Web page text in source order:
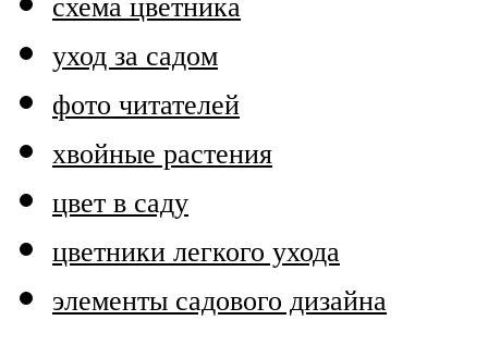
схема цветника
уход за садом
фото читателей
хвойные растения
цвет в саду
цветники легкого ухода
элементы садового дизайна